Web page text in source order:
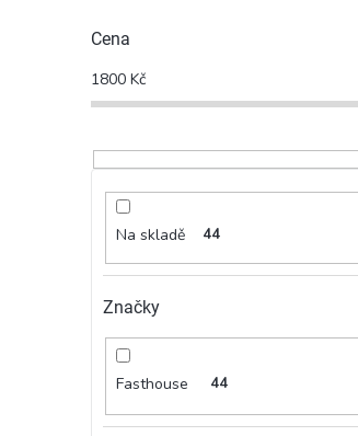
Cena
1800 Kč
Na skladě 44
Značky
Fasthouse 44